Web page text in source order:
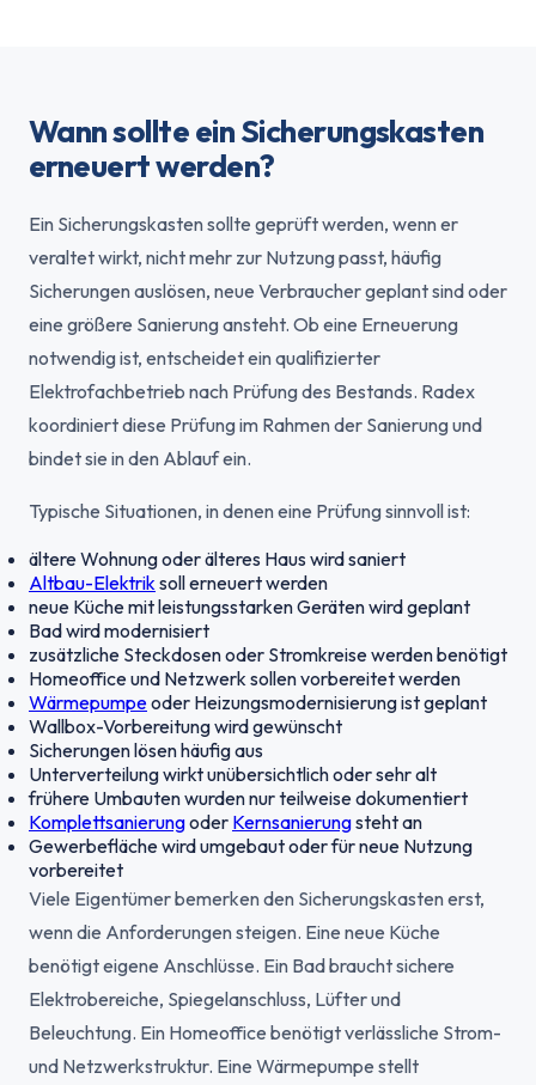
Wann sollte ein Sicherungskasten
erneuert werden?
Ein Sicherungskasten sollte geprüft werden, wenn er
veraltet wirkt, nicht mehr zur Nutzung passt, häufig
Sicherungen auslösen, neue Verbraucher geplant sind oder
eine größere Sanierung ansteht. Ob eine Erneuerung
notwendig ist, entscheidet ein qualifizierter
Elektrofachbetrieb nach Prüfung des Bestands. Radex
koordiniert diese Prüfung im Rahmen der Sanierung und
bindet sie in den Ablauf ein.
Typische Situationen, in denen eine Prüfung sinnvoll ist:
ältere Wohnung oder älteres Haus wird saniert
Altbau-Elektriksoll erneuert werden
neue Küche mit leistungsstarken Geräten wird geplant
Bad wird modernisiert
zusätzliche Steckdosen oder Stromkreise werden benötigt
Homeoffice und Netzwerk sollen vorbereitet werden
Wärmepumpeoder Heizungsmodernisierung ist geplant
Wallbox-Vorbereitung wird gewünscht
Sicherungen lösen häufig aus
Unterverteilung wirkt unübersichtlich oder sehr alt
frühere Umbauten wurden nur teilweise dokumentiert
Komplettsanierungoder Kernsanierungsteht an
Gewerbefläche wird umgebaut oder für neue Nutzung
vorbereitet
Viele Eigentümer bemerken den Sicherungskasten erst,
wenn die Anforderungen steigen. Eine neue Küche
benötigt eigene Anschlüsse. Ein Bad braucht sichere
Elektrobereiche, Spiegelanschluss, Lüfter und
Beleuchtung. Ein Homeoffice benötigt verlässliche Strom-
und Netzwerkstruktur. Eine Wärmepumpe stellt